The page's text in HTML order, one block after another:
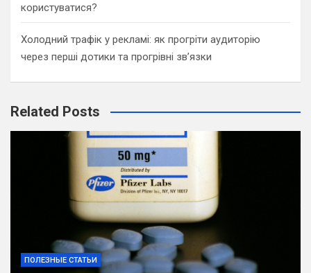
користуватися?
Холодний трафік у рекламі: як прогріти аудиторію
через перші дотики та прогрівні зв’язки
Related Posts
ПОЛЕЗНЫЕ СТАТЬИ